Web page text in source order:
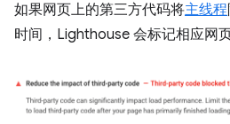
如果网页上的第三方代码将主线程
时间，Lighthouse 会标记相应网页